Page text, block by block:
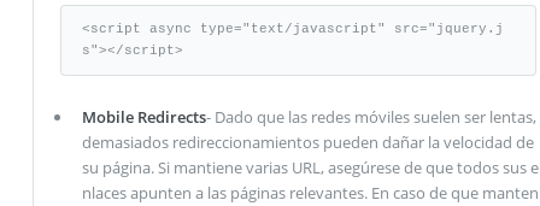
<script async type="text/javascript" src="jquery.j
s"></script>
Mobile Redirects- Dado que las redes móviles suelen ser lentas,
demasiados redireccionamientos pueden dañar la velocidad de
su página. Si mantiene varias URL, asegúrese de que todos sus e
nlaces apunten a las páginas relevantes. En caso de que manten